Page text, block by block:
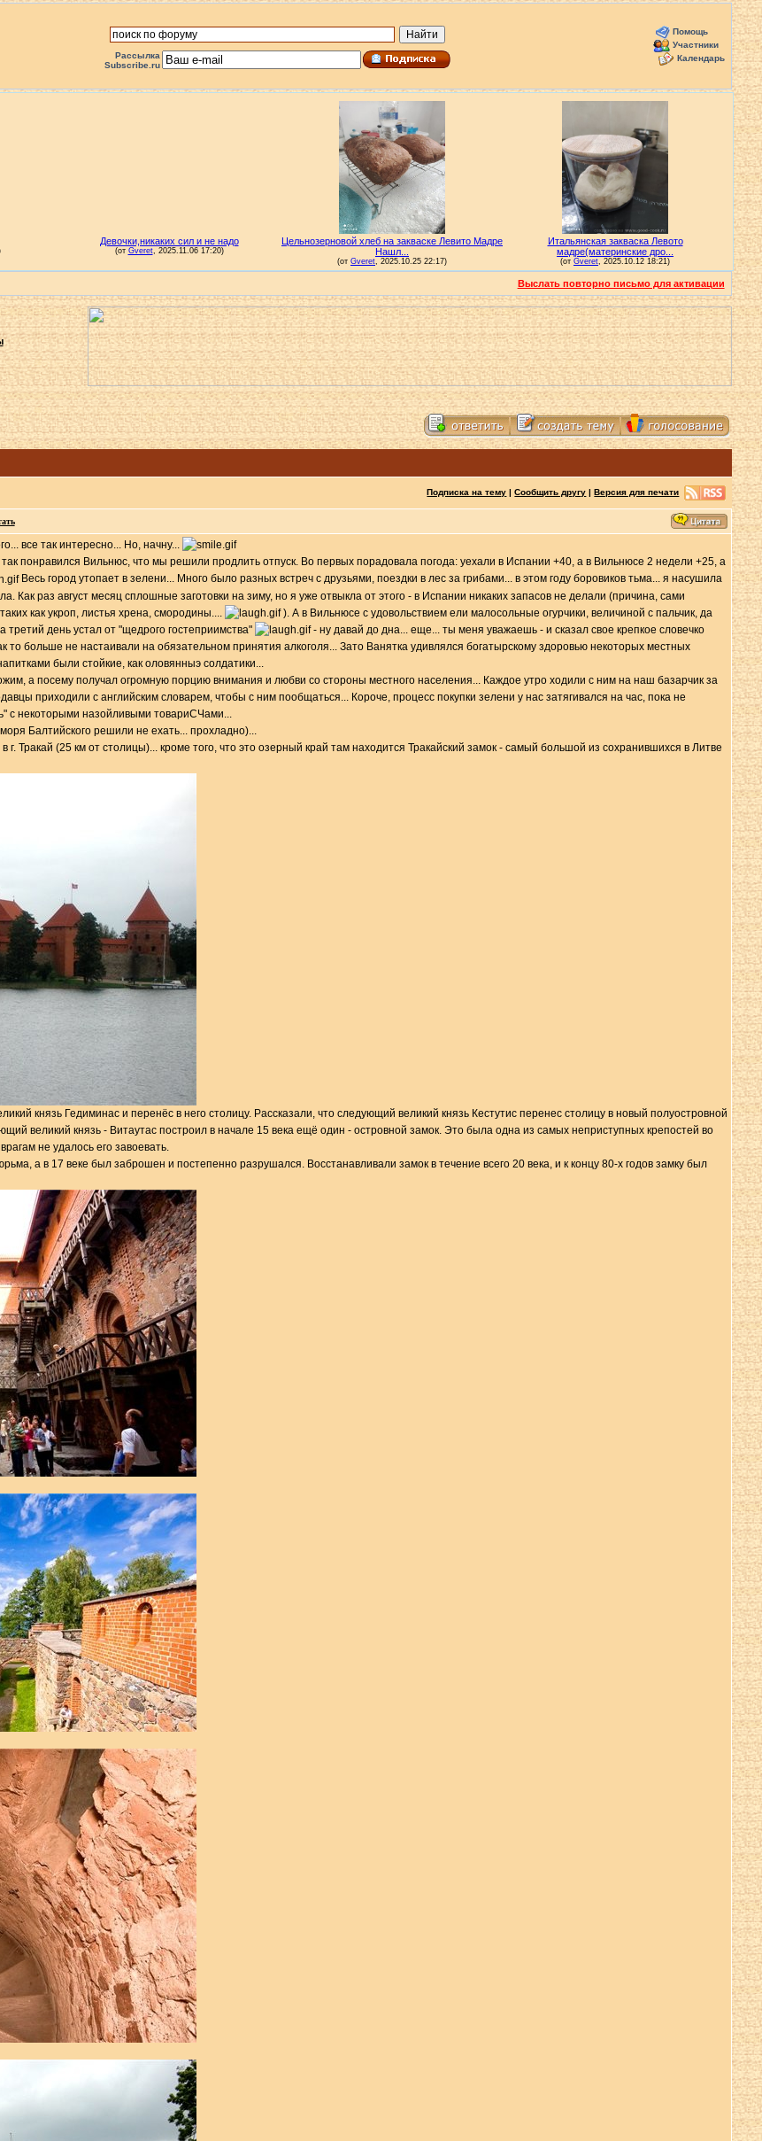
Рассылка
Subscribe.ru
Помощь
Участники
Календарь
Выслать повторно письмо для активации
Подписка на тему |Сообщить другу |Версия для печати
все так интересно... Но, начну...
понравился Вильнюс, что мы решили продлить отпуск. Во первых порадовала погода: уехали в Испании +40, а в Вильнюсе 2 недели +25, а
Весь город утопает в зелени... Много было разных встреч с друзьями, поездки в лес за грибами... в этом году боровиков тьма... я насушила
Как раз август месяц сплошные заготовки на зиму, но я уже отвыкла от этого - в Испании никаких запасов не делали (причина, сами
как укроп, листья хрена, смородины....
). А в Вильнюсе с удовольствием ели малосольные огурчики, величиной с пальчик, да
третий день устал от "щедрого гостеприимства"
- ну давай до дна... еще... ты меня уважаешь - и сказал свое крепкое словечко
то больше не настаивали на обязательном принятия алкоголя... Зато Ванятка удивлялся богатырскому здоровью некоторых местных
были стойкие, как оловянныэ солдатики...
а посему получал огромную порцию внимания и любви со стороны местного населения... Каждое утро ходили с ним на наш базарчик за
приходили с английским словарем, чтобы с ним пообщаться... Короче, процесс покупки зелени у нас затягивался на час, пока не
с некоторыми назойливыми товариСЧами...
Балтийского решили не ехать... прохладно)...
Тракай (25 км от столицы)... кроме того, что это озерный край там находится Тракайский замок - самый большой из сохранившихся в Литве
князь Гедиминас и перенёс в него столицу. Рассказали, что следующий великий князь Кестутис перенес столицу в новый полуостровной
великий князь - Витаутас построил в начале 15 века ещё один - островной замок. Это была одна из самых неприступных крепостей во
не удалось его завоевать.
а в 17 веке был заброшен и постепенно разрушался. Восстанавливали замок в течение всего 20 века, и к концу 80-х годов замку был